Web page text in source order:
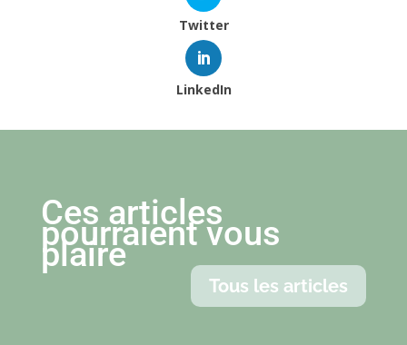
Twitter
LinkedIn
Ces articles
pourraient vous
plaire
Tous les articles